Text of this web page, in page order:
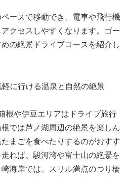
ースで移動でき、電車や飛行機
クセスしやすくなります。ゴー
の絶景ドライブコースを紹介し
に行ける温泉と自然の絶景
根や伊豆エリアはドライブ旅行
では芦ノ湖周辺の絶景を楽しん
まごを食べたりするのがおすす
れば、駿河湾や富士山の絶景を
海岸では、スリル満点のつり橋